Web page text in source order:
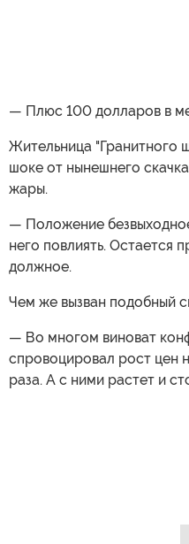
— Плюс 100 долларов в
Жительница "Гранитного
шоке от нынешнего
жары.
— Положение
него повлиять. Остается
должное.
Чем же вызван подобный
— Во многом виноват
спровоцировал рост цен
раза. А с ними растет и